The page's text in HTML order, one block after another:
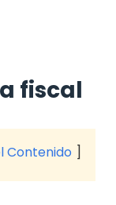
fiscal
Contenido